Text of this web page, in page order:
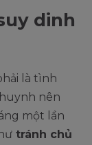
dinh
là tình
nên
một lần
tránh chủ